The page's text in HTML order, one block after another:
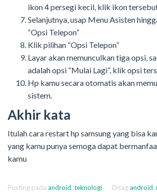
ikon 4 persegi kecil, klik ikon
Selanjutnya, usap Menu Asisten
“Opsi Telepon”
Klik pilihan “Opsi Telepon”
Layar akan memunculkan tiga opsi,
adalah opsi “Mulai Lagi”, klik opsi
Hp kamu secara otomatis akan
sistem.
Akhir kata
Itulah cara restart hp samsung yang bisa
yang kamu punya semoga dapat
kamu
Posting pada android, teknologi Ditagandroid,